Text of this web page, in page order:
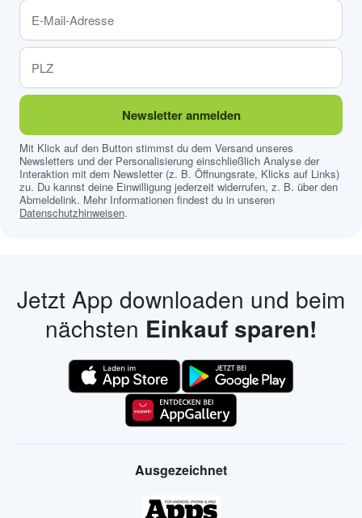
Newsletter anmelden
Mit Klick auf den Button stimmst du dem Versand unseres
Newsletters und der Personalisierung einschließlich Analyse der
Interaktion mit dem Newsletter (z. B. Öffnungsrate, Klicks auf Links)
zu. Du kannst deine Einwilligung jederzeit widerrufen, z. B. über den
Abmeldelink. Mehr Informationen findest du in unseren
Datenschutzhinweisen.
Jetzt App downloaden und beim
nächsten Einkauf sparen!
Ausgezeichnet